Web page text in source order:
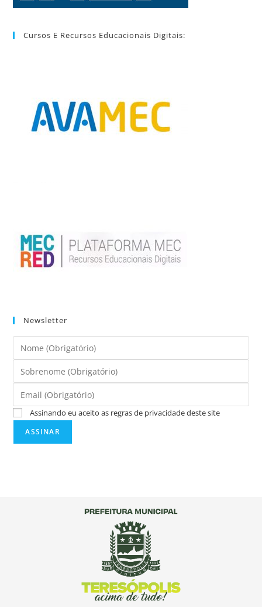
Cursos E Recursos Educacionais Digitais:
Newsletter
Assinando eu aceito as regras de privacidade deste site